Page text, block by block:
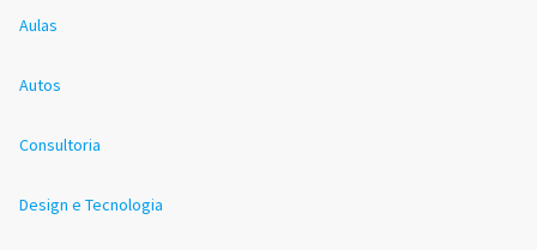
Aulas
Autos
Consultoria
Design e Tecnologia